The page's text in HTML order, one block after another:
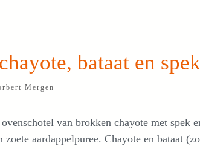
Bladgroenten
bataat en spek
Mergen
van brokken chayote met spek
zoete aardappelpuree. Chayote en bataat